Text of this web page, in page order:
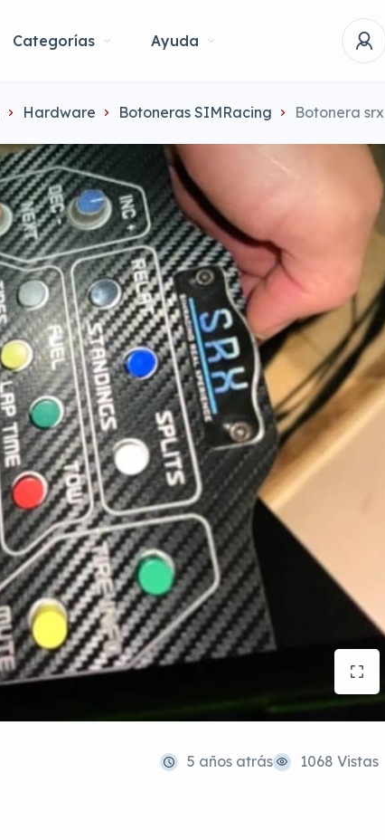
Categorías Ayuda
Hardware Botoneras SIMRacing Botonera srx
5 años atrás 1068 Vistas